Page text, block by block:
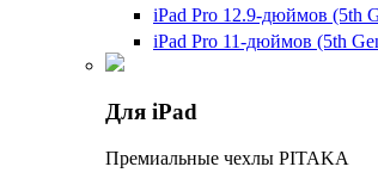
iPad Pro 12.9-дюймов (5th
iPad Pro 11-дюймов (5th
Для iPad
Премиальные чехлы PITAKA